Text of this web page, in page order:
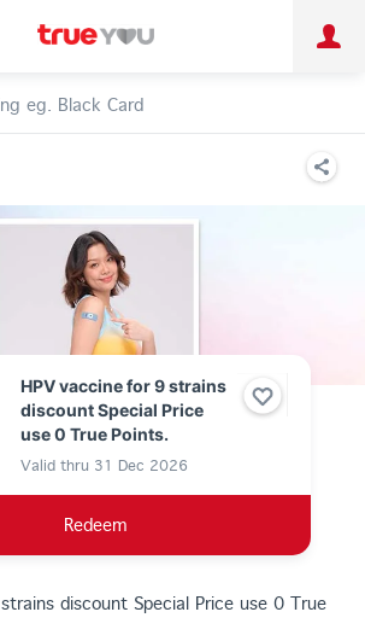
Business
HPV vaccine for 9 strains
discount Special Price
use 0 True Points.
Valid thru 31 Dec 2026
Redeem
discount Special Price use 0 True